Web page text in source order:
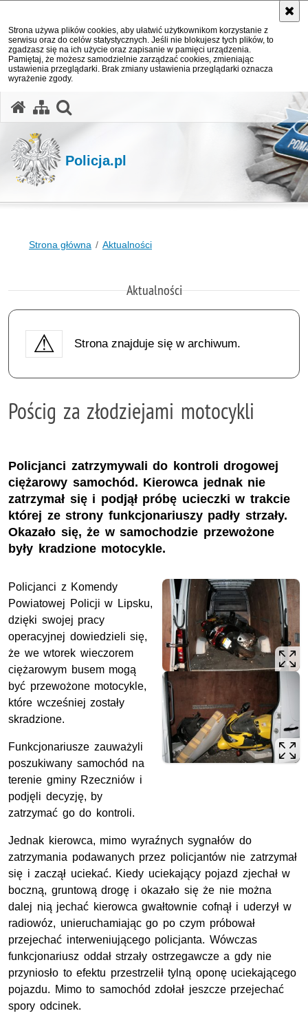
Strona używa plików cookies, aby ułatwić użytkownikom korzystanie z
serwisu oraz do celów statystycznych. Jeśli nie blokujesz tych plików, to
zgadzasz się na ich użycie oraz zapisanie w pamięci urządzenia.
Pamiętaj, że możesz samodzielnie zarządzać cookies, zmieniając
ustawienia przeglądarki. Brak zmiany ustawienia przeglądarki oznacza
wyrażenie zgody.
Policja.pl
Strona główna Aktualności
Aktualności
Strona znajduje się w archiwum.
Pościg za złodziejami motocykli
Policjanci zatrzymywali do kontroli drogowej
ciężarowy samochód. Kierowca jednak nie
zatrzymał się i podjął próbę ucieczki w trakcie
której ze strony funkcjonariuszy padły strzały.
Okazało się, że w samochodzie przewożone
były kradzione motocykle.
Policjanci z Komendy
Powiatowej Policji w Lipsku,
dzięki swojej pracy
operacyjnej dowiedzieli się,
że we wtorek wieczorem
ciężarowym busem mogą
być przewożone motocykle,
które wcześniej zostały
skradzione.
Funkcjonariusze zauważyli
poszukiwany samochód na
terenie gminy Rzeczniów i
podjęli decyzję, by
zatrzymać go do kontroli.
Jednak kierowca, mimo wyraźnych sygnałów do
zatrzymania podawanych przez policjantów nie zatrzymał
się i zaczął uciekać. Kiedy uciekający pojazd zjechał w
boczną, gruntową drogę i okazało się że nie można
dalej nią jechać kierowca gwałtownie cofnął i uderzył w
radiowóz, unieruchamiając go po czym próbował
przejechać interweniującego policjanta. Wówczas
funkcjonariusz oddał strzały ostrzegawcze a gdy nie
przyniosło to efektu przestrzelił tylną oponę uciekającego
pojazdu. Mimo to samochód zdołał jeszcze przejechać
spory odcinek.